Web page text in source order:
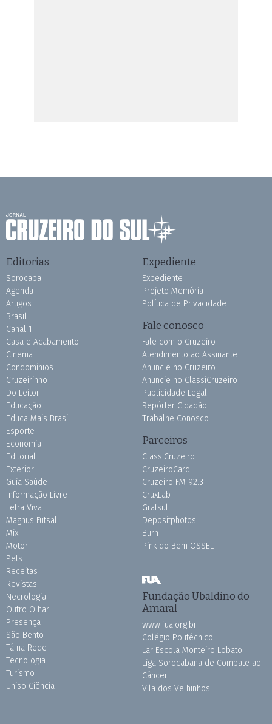
Editorias
Sorocaba
Agenda
Artigos
Brasil
Canal 1
Casa e Acabamento
Cinema
Condomínios
Cruzeirinho
Do Leitor
Educação
Educa Mais Brasil
Esporte
Economia
Editorial
Exterior
Guia Saúde
Informação Livre
Letra Viva
Magnus Futsal
Mix
Motor
Pets
Receitas
Revistas
Necrologia
Outro Olhar
Presença
São Bento
Tá na Rede
Tecnologia
Turismo
Uniso Ciência
Expediente
Expediente
Projeto Memória
Política de Privacidade
Fale conosco
Fale com o Cruzeiro
Atendimento ao Assinante
Anuncie no Cruzeiro
Anuncie no ClassiCruzeiro
Publicidade Legal
Repórter Cidadão
Trabalhe Conosco
Parceiros
ClassiCruzeiro
CruzeiroCard
Cruzeiro FM 92.3
CruxLab
Grafsul
Depositphotos
Burh
Pink do Bem OSSEL
Fundação Ubaldino do
Amaral
www.fua.org.br
Colégio Politécnico
Lar Escola Monteiro Lobato
Liga Sorocabana de Combate ao
Câncer
Vila dos Velhinhos